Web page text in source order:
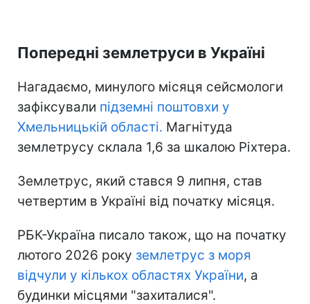
Попередні землетруси в Україні
Нагадаємо, минулого місяця сейсмологи
зафіксували підземні поштовхи у
Хмельницькій області. Магнітуда
землетрусу склала 1,6 за шкалою Ріхтера.
Землетрус, який стався 9 липня, став
четвертим в Україні від початку місяця.
РБК-Україна писало також, що на початку
лютого 2026 року землетрус з моря
відчули у кількох областях України, а
будинки місцями "захиталися".